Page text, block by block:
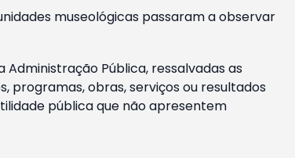
museológicas passaram a observar
Pública, ressalvadas as
programas, obras, serviços ou resultados
pública que não apresentem